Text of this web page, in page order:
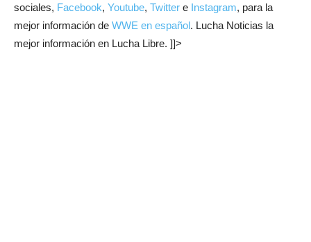
sociales, Facebook, Youtube, Twitter e Instagram, para la
mejor información de WWE en español. Lucha Noticias la
mejor información en Lucha Libre. ]]>